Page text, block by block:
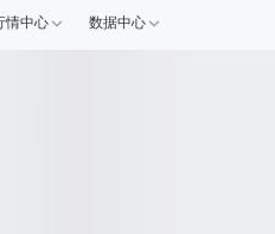
情中心 数据中心